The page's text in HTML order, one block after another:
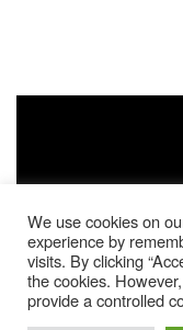
We use cookies on
experience by
visits. By clicking
the cookies.
provide a controlled